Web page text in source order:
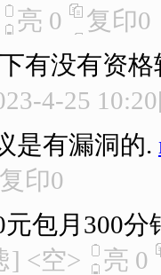
亮 0 复印0
有没有资
4-25 10:20
是有漏洞的.
复印0
包月300分
] <空> 亮 0